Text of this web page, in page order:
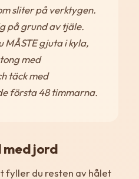
sliter på verktygen.
på grund av tjäle.
MÅSTE gjuta i kyla,
med
täck med
första 48 timmarna.
jord
fyller du resten av hålet